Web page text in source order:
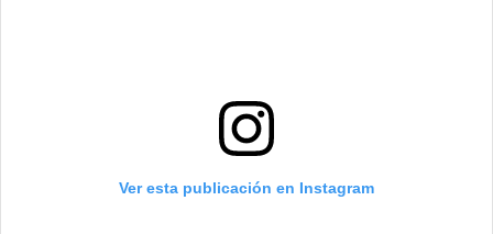
Ver esta publicación en Instagram